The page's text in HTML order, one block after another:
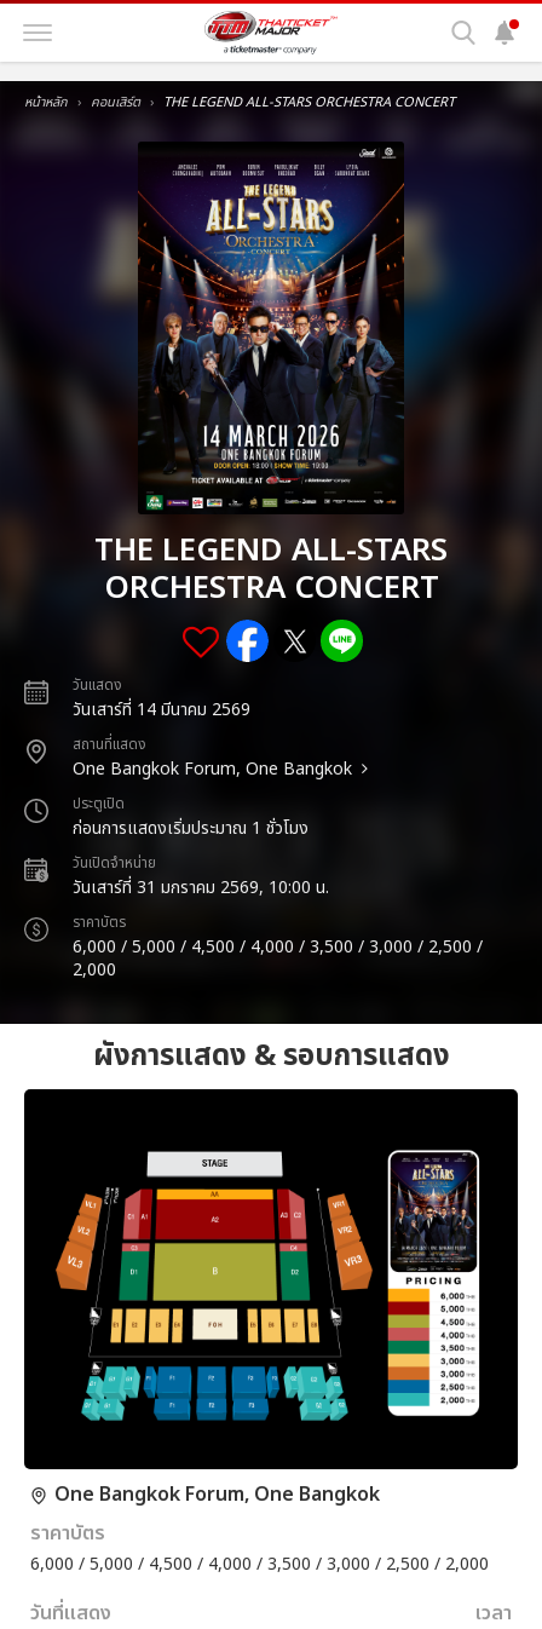
หน้าหลัก คอนเสิร์ต THE LEGEND ALL-STARS ORCHESTRA CONCERT
THE LEGEND ALL-STARS
ORCHESTRA CONCERT
วันแสดง
วันเสาร์ที่ 14 มีนาคม 2569
สถานที่แสดง
One Bangkok Forum, One Bangkok
ประตูเปิด
ก่อนการแสดงเริ่มประมาณ 1 ชั่วโมง
วันเปิดจำหน่าย
วันเสาร์ที่ 31 มกราคม 2569, 10:00 น.
ราคาบัตร
6,000 / 5,000 / 4,500 / 4,000 / 3,500 / 3,000 / 2,500 /
2,000
ผังการแสดง & รอบการแสดง
One Bangkok Forum, One Bangkok
ราคาบัตร
6,000 / 5,000 / 4,500 / 4,000 / 3,500 / 3,000 / 2,500 / 2,000
วันที่แสดง เวลา